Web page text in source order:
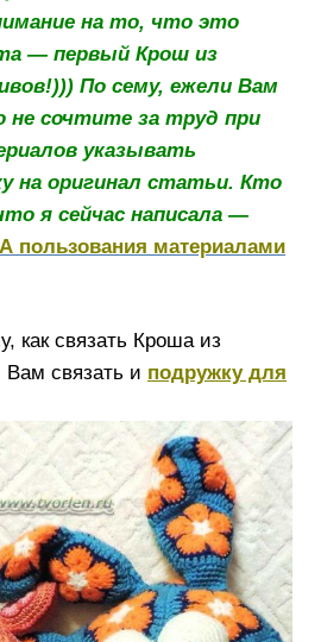
на то, что это
— первый Крош из
По сему, ежели Вам
не сочтите за труд при
указывать
на оригинал статьи. Кто
я сейчас написала —
пользования материалами
как связать Кроша из
Вам связать и подружку для